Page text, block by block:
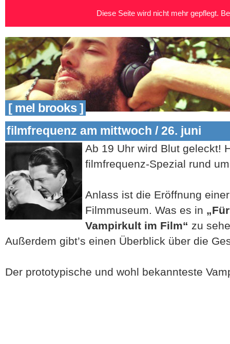
[ mel brooks ]
filmfrequenz am mittwoch / 26. juni
Ab 19 Uhr wird Blut geleckt!
filmfrequenz-Spezial rund
Anlass ist die Eröffnung
Filmmuseum. Was es in
Vampirkult im Film“ zu
Außerdem gibt’s einen Überblick über die
Der prototypische und wohl bekannteste
Diese Seite wird nicht mehr gepflegt.